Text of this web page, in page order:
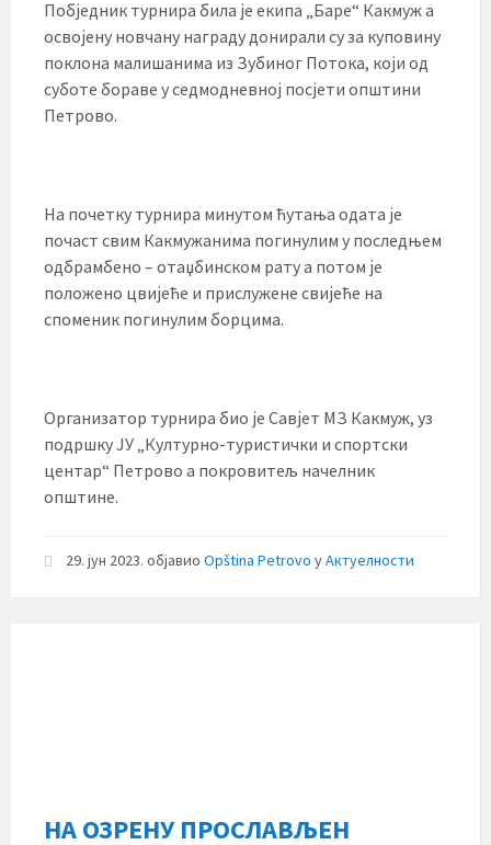
Побједник турнира била је екипа „Баре“ Какмуж а
освојену новчану награду донирали су за куповину
поклона малишанима из Зубиног Потока, који од
суботе бораве у седмодневној посјети општини
Петрово.
На почетку турнира минутом ћутања одата је
почаст свим Какмужанима погинулим у последњем
одбрамбено – отаџбинском рату а потом је
положено цвијеће и прислужене свијеће на
споменик погинулим борцима.
Организатор турнира био је Савјет МЗ Какмуж, уз
подршку ЈУ „Културно-туристички и спортски
центар“ Петрово а покровитељ начелник
општине.
29. јун 2023. објавио Opština Petrovo уАктуелности
НА ОЗРЕНУ ПРОСЛАВЉЕН